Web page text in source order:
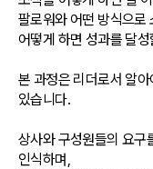
팔로워와 어떤 방식으로
어떻게 하면 성과를 달
본 과정은 리더로서 알
있습니다.
상사와 구성원들의 요구
인식하며,